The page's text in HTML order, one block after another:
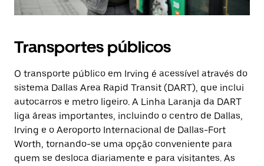
Transportes públicos
O transporte público em Irving é acessível através do
sistema Dallas Area Rapid Transit (DART), que inclui
autocarros e metro ligeiro. A Linha Laranja da DART
liga áreas importantes, incluindo o centro de Dallas,
Irving e o Aeroporto Internacional de Dallas-Fort
Worth, tornando-se uma opção conveniente para
quem se desloca diariamente e para visitantes. As